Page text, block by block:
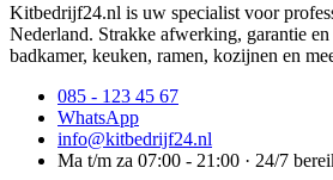
Kitbedrijf24.nl is uw specialist voor
Nederland. Strakke afwerking, garantie
badkamer, keuken, ramen, kozijnen en
085 - 123 45 67
WhatsApp
info@kitbedrijf24.nl
Ma t/m za 07:00 - 21:00 · 24/7